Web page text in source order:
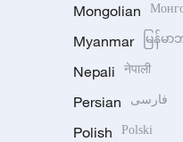
Mongolian
Myanmar မြန်မ
Nepali नेपाली
Persian فارسی
Polish Polski